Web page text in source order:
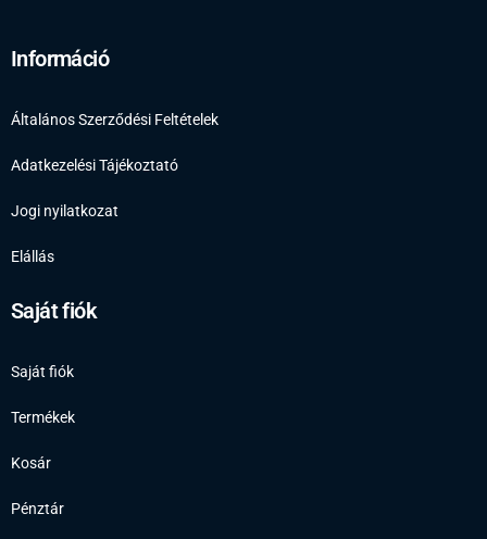
Információ
Általános Szerződési Feltételek
Adatkezelési Tájékoztató
Jogi nyilatkozat
Elállás
Saját fiók
Saját fiók
Termékek
Kosár
Pénztár